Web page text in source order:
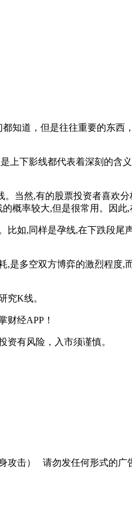
知道，但是往往重要的东
下影线都代表着深刻的含
然,有的股票投资者喜欢
概率较大,但是很常用。因
,同样是孕线,在下跌段尾
多空双方博弈的激烈程度,
K线。
经APP！
资有风险，入市须谨慎。
攻击） 请勿发任何形式的广